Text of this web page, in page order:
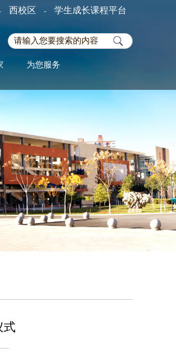
西校区 - 学生成长课程平台
为您服务
式